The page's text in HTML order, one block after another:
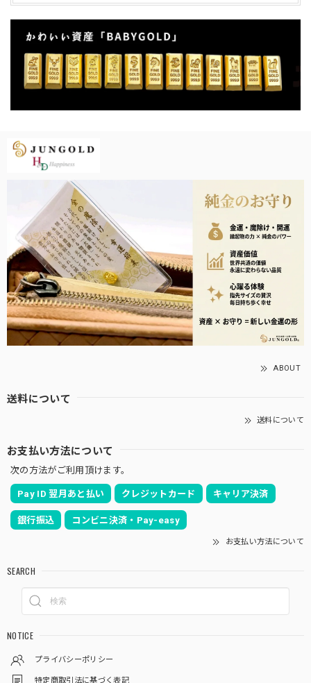
ABOUT
送料について
送料について
お支払い方法について
次の方法がご利用頂けます。
Pay ID 翌月あと払い クレジットカード キャリア決済
銀行振込 コンビニ決済・Pay-easy
お支払い方法について
SEARCH
NOTICE
プライバシーポリシー
特定商取引法に基づく表記